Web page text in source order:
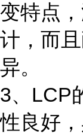
变特点
计，而
异。
3、LCP
性良好